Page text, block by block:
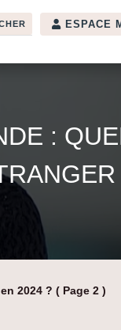
ESPACE
:
2024 ? ( Page 2 )